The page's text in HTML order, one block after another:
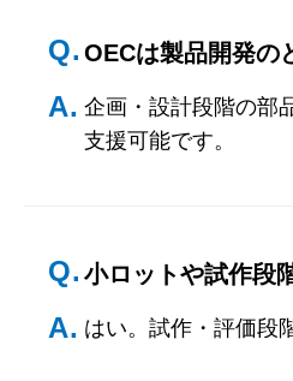
Q. OECは製品開発の
A. 企画・設計段階の部
支援可能です。
Q. 小ロットや試作段
A. はい。試作・評価段